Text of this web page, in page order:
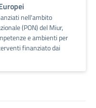
nell'ambito
(PON) del Miur,
e ambienti per
finanziato dai